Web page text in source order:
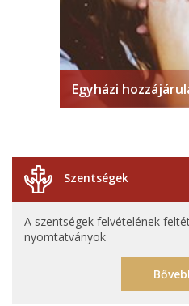
Egyházi
Szentségek
A szentségek felvételének
nyomtatványok